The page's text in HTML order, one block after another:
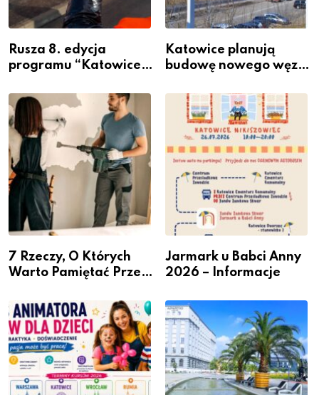
Rusza 8. edycja
programu “Katowice
– nabór dla
przedsiębiorców
Katowice planują
budowę nowego węzła
Podlesiu
7 Rzeczy, O Których
Warto Pamiętać Przed
Jarmark u Babci Anny
2026 – Informacje